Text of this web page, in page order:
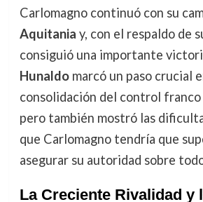
Carlomagno continuó con su
Aquitania y, con el respaldo de
consiguió una importante
Hunaldomarcó un paso crucial
consolidación del control franco
pero también mostró las
que Carlomagno tendría que
asegurar su autoridad sobre
La Creciente Rivalidad y